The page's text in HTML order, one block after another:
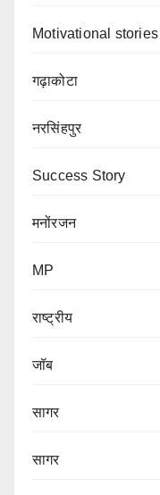
Motivational stories
गढ़ाकोटा
नरसिंहपुर
Success Story
मनोंरजन
MP
राष्ट्रीय
जॉब
सागर
सागर